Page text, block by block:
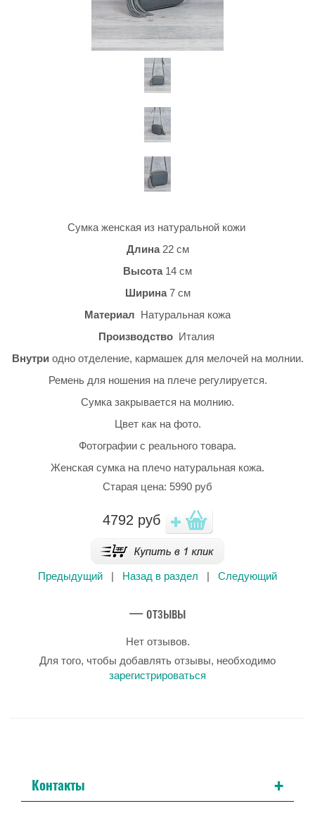
Сумка женская из натуральной кожи
Длина22 см
Высота14 см
Ширина7 см
Материал Натуральная кожа
ПроизводствоИталия
Внутри одно отделение, кармашек для мелочей на молнии.
Ремень для ношения на плече регулируется.
Сумка закрывается на молнию.
Цвет как на фото.
Фотографии с реального товара.
Женская сумка на плечо натуральная кожа.
Старая цена: 5990 руб
4792 руб
Предыдущий | Назад в раздел | Следующий
— отзывы
Нет отзывов.
Для того, чтобы добавлять отзывы, необходимо
зарегистрироваться
Контакты +